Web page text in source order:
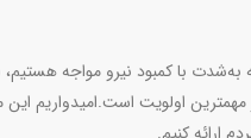
با کمبود نیرو مواجه هستیم،
اولویت است.امیدواریم این